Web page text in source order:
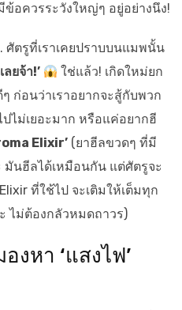
อควรระวังใหญ่ๆ อยู่อย่างนึง!
ศัตรูที่เราเคยปราบบนแมพนั้น
ยจ้า!’
ใช่แล้ว! เกิดใหม่ยก
ก่อนว่าเราอยากจะสู้กับพวก
ไม่เยอะมาก หรือแค่อยากฮี
Elixir’ (ยาฮีลขวดๆ ที่มี
นฮีลได้เหมือนกัน แต่ศัตรูจะ
ที่ใช้ไป จะเติมให้เต็มทุก
ไม่ต้องกลัวหมดถาวร)
งหา ‘แสงไฟ’